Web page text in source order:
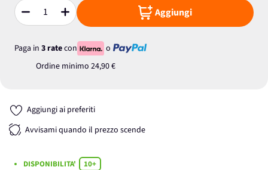
Quantità Aggiungi
Paga in 3 ratecon
o
Ordine minimo 24,90 €
Aggiungi ai preferiti
Avvisami quando il prezzo scende
DISPONIBILITA'
10+